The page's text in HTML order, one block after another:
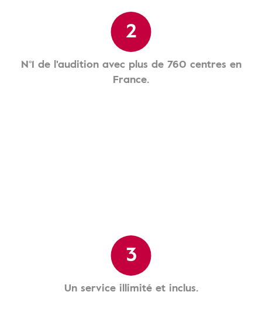
2
N°1 de l'audition avec plus de 760 centres en
France.
3
Un service illimité et inclus.